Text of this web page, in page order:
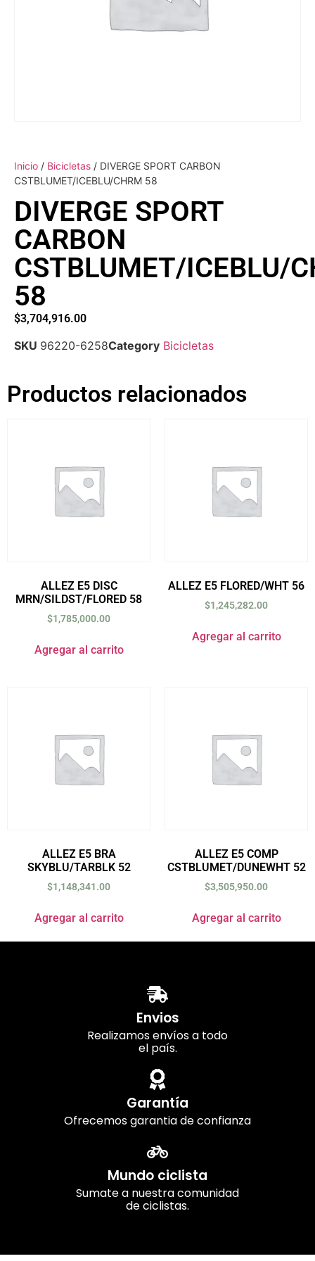
Inicio / Bicicletas / DIVERGE SPORT CARBON
CSTBLUMET/ICEBLU/CHRM 58
DIVERGE SPORT
CARBON
CSTBLUMET/ICEBLU/
58
$3,704,916.00
SKU 96220-6258Category Bicicletas
Productos relacionados
ALLEZ E5 DISC
MRN/SILDST/FLORED 58
$1,785,000.00
Agregar al carrito
ALLEZ E5 FLORED/WHT 56
$1,245,282.00
Agregar al carrito
ALLEZ E5 BRA
SKYBLU/TARBLK 52
$1,148,341.00
Agregar al carrito
ALLEZ E5 COMP
CSTBLUMET/DUNEWHT 52
$3,505,950.00
Agregar al carrito
Envios
Realizamos envíos a todo
el país.
Garantía
Ofrecemos garantia de confianza
Mundo ciclista
Sumate a nuestra comunidad
de ciclistas.